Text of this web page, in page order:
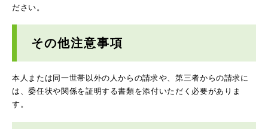
ださい。
その他注意事項
本人または同一世帯以外の人からの請求や、第三者からの請求に
は、委任状や関係を証明する書類を添付いただく必要がありま
す。